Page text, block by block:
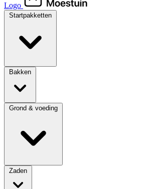
Logo
Startpakketten
Bakken
Grond & voeding
Zaden